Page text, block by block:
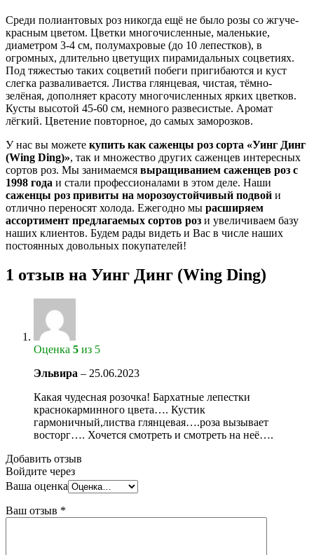
Среди полиантовых роз никогда ещё не было розы со жгуче-
красным цветом. Цветки многочисленные, маленькие,
диаметром 3-4 см, полумахровые (до 10 лепестков), в
огромных, длительно цветущих пирамидальных соцветиях.
Под тяжестью таких соцветий побеги пригибаются и куст
слегка разваливается. Листва глянцевая, чистая, тёмно-
зелёная, дополняет красоту многочисленных ярких цветков.
Кусты высотой 45-60 см, немного развесистые. Аромат
лёгкий. Цветение повторное, до самых заморозков.
У нас вы можете купить как саженцы роз сорта «Уинг Динг
(Wing Ding)», так и множество других саженцев интересных
сортов роз. Мы занимаемся выращиванием саженцев роз с
1998 года и стали профессионалами в этом деле. Наши
саженцы роз привиты на морозоустойчивый подвой и
отлично переносят холода. Ежегодно мы расширяем
ассортимент предлагаемых сортов роз и увеличиваем базу
наших клиентов. Будем рады видеть и Вас в числе наших
постоянных довольных покупателей!
1 отзыв на Уинг Динг (Wing Ding)
Оценка 5 из 5
Эльвира – 25.06.2023
Какая чудесная розочка! Бархатные лепестки
краснокарминного цвета…. Кустик
гармоничный,листва глянцевая….роза вызывает
восторг…. Хочется смотреть и смотреть на неё….
Добавить отзыв
Войдите через
Ваша оценка
Ваш отзыв *